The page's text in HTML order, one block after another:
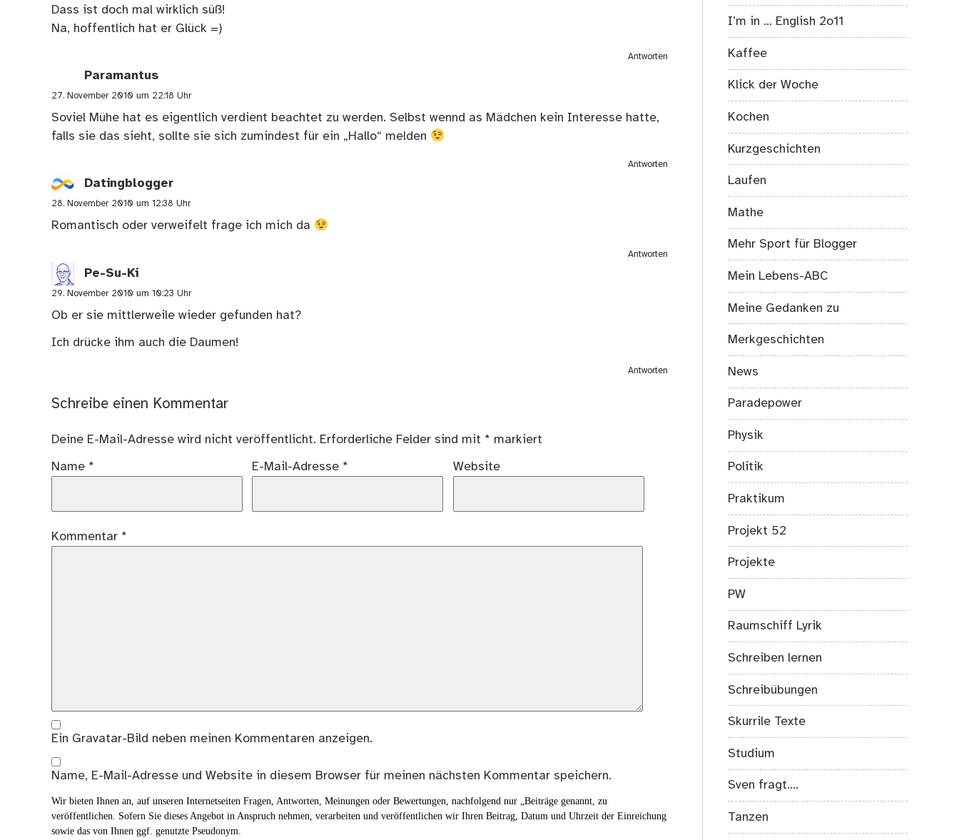
Dass ist doch mal wirklich süß!
Na, hoffentlich hat er Glück =)
Antworten
Paramantus
27. November 2010 um 22:18 Uhr
Soviel Mühe hat es eigentlich verdient beachtet zu werden. Selbst wennd as Mädchen kein Interesse hatte,
falls sie das sieht, sollte sie sich zumindest für ein „Hallo“ melden
Antworten
Datingblogger
28. November 2010 um 12:38 Uhr
Romantisch oder verweifelt frage ich mich da
Antworten
Pe-Su-Ki
29. November 2010 um 10:23 Uhr
Ob er sie mittlerweile wieder gefunden hat?
Ich drücke ihm auch die Daumen!
Antworten
Schreibe einen Kommentar
Deine E-Mail-Adresse wird nicht veröffentlicht. Erforderliche Felder sind mit * markiert
Name * E-Mail-Adresse * Website
Kommentar *
Ein Gravatar-Bild neben meinen Kommentaren anzeigen.
Name, E-Mail-Adresse und Website in diesem Browser für meinen nächsten Kommentar speichern.
Wir bieten Ihnen an, auf unseren Internetseiten Fragen, Antworten, Meinungen oder Bewertungen, nachfolgend nur „Beiträge genannt, zu
veröffentlichen. Sofern Sie dieses Angebot in Anspruch nehmen, verarbeiten und veröffentlichen wir Ihren Beitrag, Datum und Uhrzeit der Einreichung
sowie das von Ihnen ggf. genutzte Pseudonym.
I’m in … English 2o11
Kaffee
Klick der Woche
Kochen
Kurzgeschichten
Laufen
Mathe
Mehr Sport für Blogger
Mein Lebens-ABC
Meine Gedanken zu
Merkgeschichten
News
Paradepower
Physik
Politik
Praktikum
Projekt 52
Projekte
PW
Raumschiff Lyrik
Schreiben lernen
Schreibübungen
Skurrile Texte
Studium
Sven fragt….
Tanzen